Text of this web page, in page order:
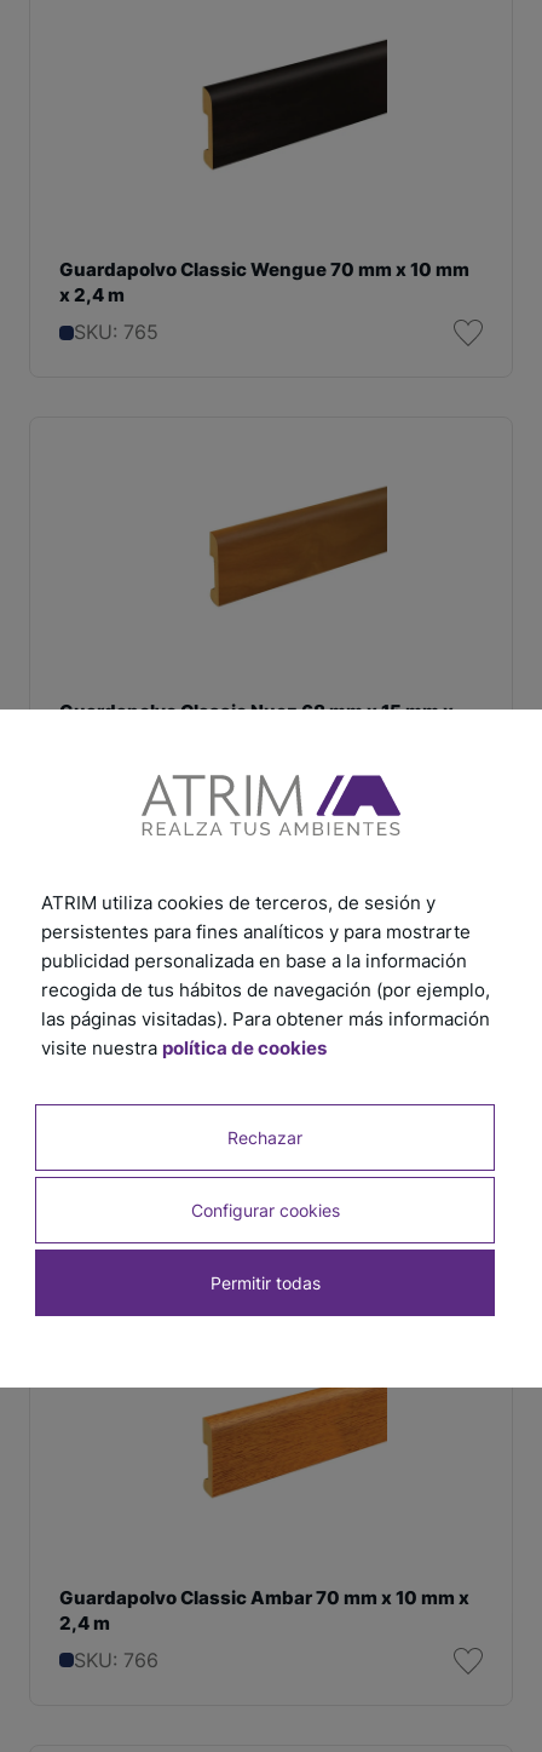
Guardapolvo Classic Wengue 70 mm x 10 mm
x 2,4 m
SKU: 765
Guardapolvo Classic Nuez 68 mm x 15 mm x
SKU: 764
2,4 m
Guardapolvo Classic Ambar 70 mm x 10 mm x
2,4 m
SKU: 766
ATRIM utiliza cookies de terceros, de sesión y
persistentes para fines analíticos y para mostrarte
publicidad personalizada en base a la información
recogida de tus hábitos de navegación (por ejemplo,
las páginas visitadas). Para obtener más información
visite nuestra política de cookies
Rechazar
Configurar cookies
Permitir todas